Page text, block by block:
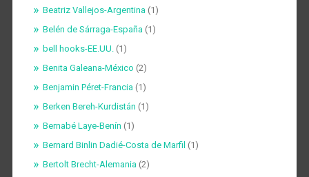
Beatriz Vallejos-Argentina (1)
Belén de Sárraga-España (1)
bell hooks-EE.UU. (1)
Benita Galeana-México (2)
Benjamin Péret-Francia (1)
Berken Bereh-Kurdistán (1)
Bernabé Laye-Benín (1)
Bernard Binlin Dadié-Costa de Marfil (1)
Bertolt Brecht-Alemania (2)